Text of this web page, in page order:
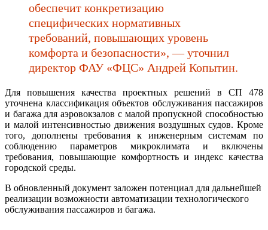
обеспечит конкретизацию
специфических нормативных
требований, повышающих уровень
комфорта и безопасности», — уточнил
директор ФАУ «ФЦС» Андрей Копытин.
Для повышения качества проектных решений в СП 478
уточнена классификация объектов обслуживания пассажиров
и багажа для аэровокзалов с малой пропускной способностью
и малой интенсивностью движения воздушных судов. Кроме
того, дополнены требования к инженерным системам по
соблюдению параметров микроклимата и включены
требования, повышающие комфортность и индекс качества
городской среды.
В обновленный документ заложен потенциал для дальнейшей
реализации возможности автоматизации технологического
обслуживания пассажиров и багажа.